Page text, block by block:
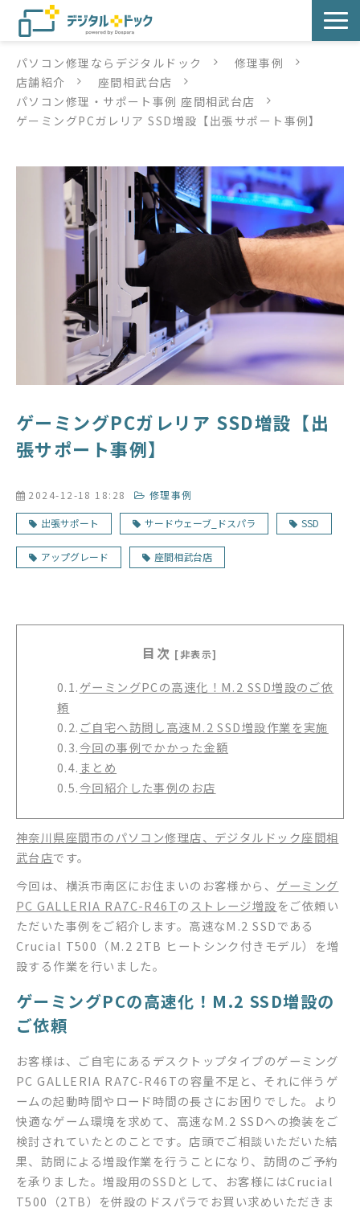
パソコン修理
サービス
デジタルドックブログ
パソコン修理ならデジタルドック
修理事例
店舗紹介
座間相武台店
パソコン修理・サポート事例 座間相武台店
ゲーミングPCガレリア SSD増設【出張サポート事例】
ゲーミングPCガレリア SSD増設【出
張サポート事例】
2024-12-18 18:28 修理事例
出張サポート サードウェーブ_ドスパラ SSD
アップグレード 座間相武台店
目次 [非表示]
0.1.ゲーミングPCの高速化！M.2 SSD増設のご依
頼
0.2. ご自宅へ訪問し高速M.2 SSD増設作業を実施
0.3.今回の事例でかかった金額
0.4. まとめ
0.5.今回紹介した事例のお店
神奈川県座間市のパソコン修理店、デジタルドック座間相
武台店です。
今回は、横浜市南区にお住まいのお客様から、 ゲーミング
PC GALLERIA RA7C-R46Tのストレージ増設をご依頼い
ただいた事例をご紹介します。高速なM.2 SSDである
Crucial T500（M.2 2TB ヒートシンク付きモデル）を増
設する作業を行いました。
ゲーミングPCの高速化！M.2 SSD増設の
ご依頼
お客様は、ご自宅にあるデスクトップタイプのゲーミング
PC GALLERIA RA7C-R46Tの容量不足と、それに伴うゲ
ームの起動時間やロード時間の長さにお困りでした。より
快適なゲーム環境を求めて、高速なM.2 SSDへの換装をご
検討されていたとのことです。店頭でご相談いただいた結
果、訪問による増設作業を行うことになり、訪問のご予約
を承りました。増設用のSSDとして、お客様にはCrucial
T500（2TB）を併設のドスパラでお買い求めいただきま